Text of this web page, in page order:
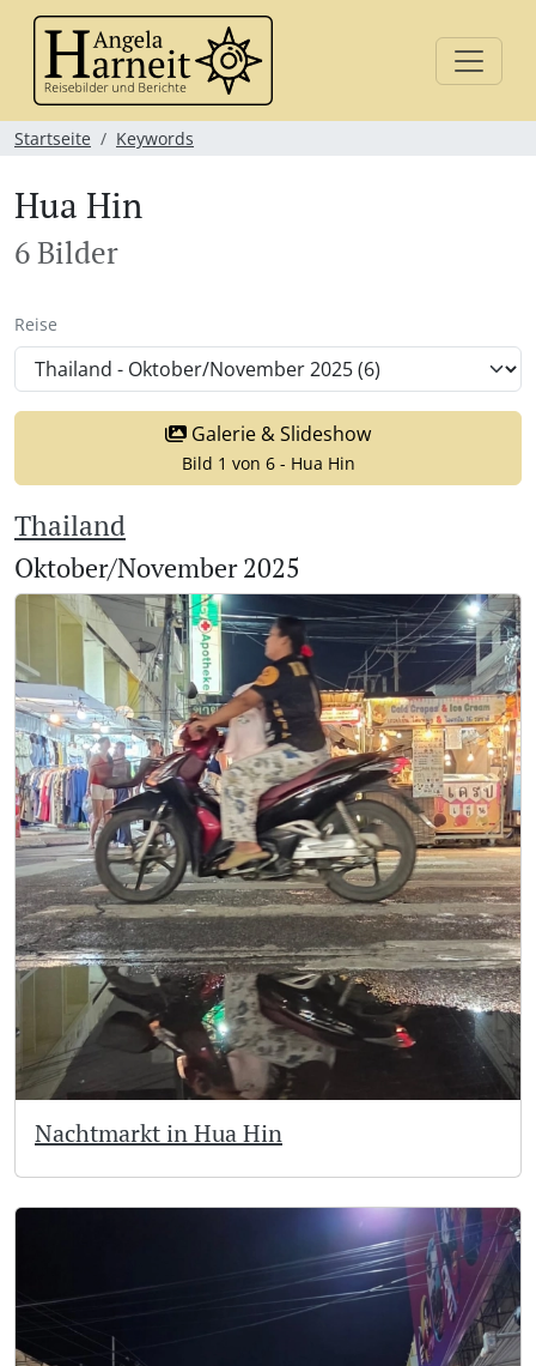
Startseite Keywords
Hua Hin
6 Bilder
Reise
Galerie & Slideshow
Bild 1 von 6 - Hua Hin
Thailand
Oktober/November 2025
Nachtmarkt in Hua Hin